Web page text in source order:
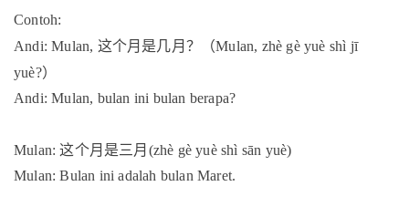
Contoh:
Andi: Mulan, 这个月是几月？（Mulan, zhè gè yuè shì jī
yuè?）
Andi: Mulan, bulan ini bulan berapa?
Mulan:这个月是三月(zhè gè yuè shì sān yuè)
Mulan: Bulan ini adalah bulan Maret.